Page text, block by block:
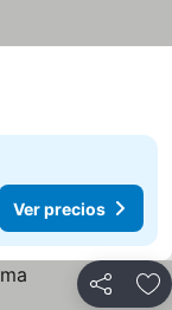
Ver precios
Compartir